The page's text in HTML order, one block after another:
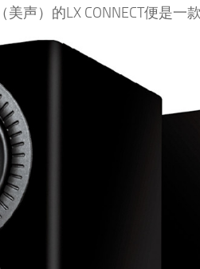
声）的LX CONNECT便是一